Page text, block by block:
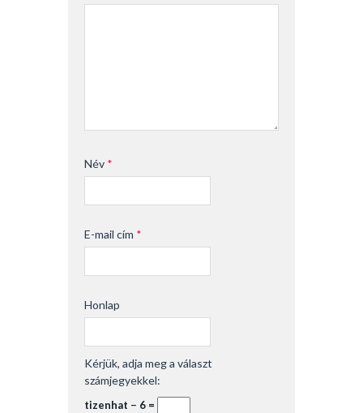
Név *
E-mail cím *
Honlap
Kérjük, adja meg a választ
számjegyekkel:
tizenhat − 6 =